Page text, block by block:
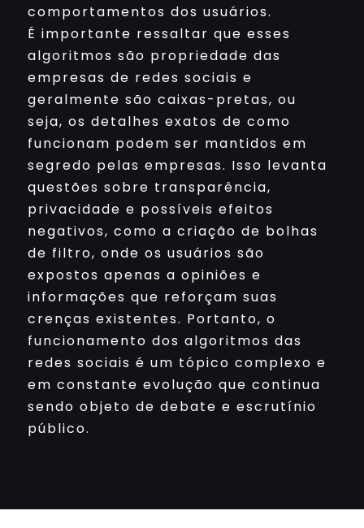
comportamentos dos usuários.
É importante ressaltar que esses
algoritmos são propriedade das
empresas de redes sociais e
geralmente são caixas-pretas, ou
seja, os detalhes exatos de como
funcionam podem ser mantidos em
segredo pelas empresas. Isso levanta
questões sobre transparência,
privacidade e possíveis efeitos
negativos, como a criação de bolhas
de filtro, onde os usuários são
expostos apenas a opiniões e
informações que reforçam suas
crenças existentes. Portanto, o
funcionamento dos algoritmos das
redes sociais é um tópico complexo e
em constante evolução que continua
sendo objeto de debate e escrutínio
público.